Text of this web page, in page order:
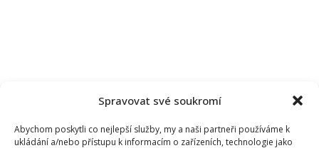
Spravovat své soukromí
Abychom poskytli co nejlepší služby, my a naši partneři používáme k
ukládání a/nebo přístupu k informacím o zařízeních, technologie jako